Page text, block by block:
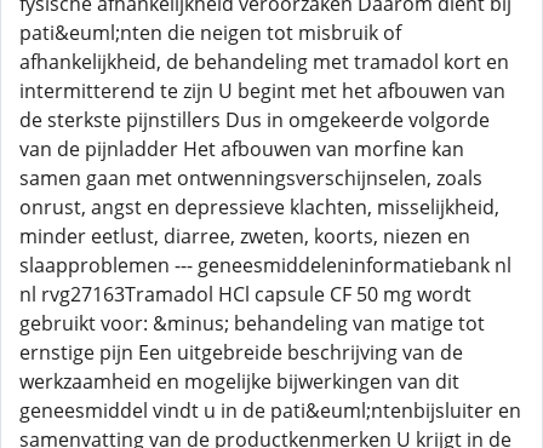
pati&euml;nten die neigen tot misbruik of
afhankelijkheid, de behandeling met tramadol kort en
intermitterend te zijn U begint met het afbouwen van
de sterkste pijnstillers Dus in omgekeerde volgorde
van de pijnladder Het afbouwen van morfine kan
samen gaan met ontwenningsverschijnselen, zoals
onrust, angst en depressieve klachten, misselijkheid,
minder eetlust, diarree, zweten, koorts, niezen en
slaapproblemen --- geneesmiddeleninformatiebank nl
nl rvg27163Tramadol HCl capsule CF 50 mg wordt
gebruikt voor: &minus; behandeling van matige tot
ernstige pijn Een uitgebreide beschrijving van de
werkzaamheid en mogelijke bijwerkingen van dit
geneesmiddel vindt u in de pati&euml;ntenbijsluiter en
samenvatting van de productkenmerken U krijgt in de